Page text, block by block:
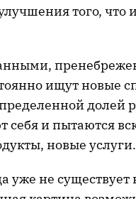
того, что
ищут новые
долей
и пытаются
новые услуги.
не существует